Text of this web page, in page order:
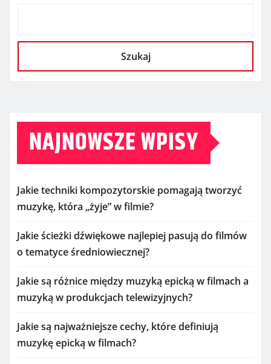
Szukaj
NAJNOWSZE WPISY
Jakie techniki kompozytorskie pomagają tworzyć
muzykę, która „żyje” w filmie?
Jakie ścieżki dźwiękowe najlepiej pasują do filmów
o tematyce średniowiecznej?
Jakie są różnice między muzyką epicką w filmach a
muzyką w produkcjach telewizyjnych?
Jakie są najważniejsze cechy, które definiują
muzykę epicką w filmach?